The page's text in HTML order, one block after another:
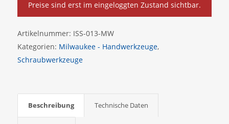
Preise sind erst im eingeloggten Zustand sichtbar.
Artikelnummer: ISS-013-MW
Kategorien: Milwaukee - Handwerkzeuge,
Schraubwerkzeuge
Beschreibung Technische Daten